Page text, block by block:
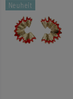
Neuheit